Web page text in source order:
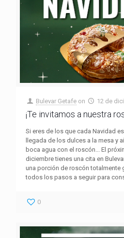
Bulevar Getafe on 12 de
¡Te invitamos a nuestra
Si eres de los que cada Navidad
llegada de los dulces a la mesa y
boca agua con el roscón... El
diciembre tienes una cita en
una porción de roscón totalmente
todos los pasos a seguir para
0